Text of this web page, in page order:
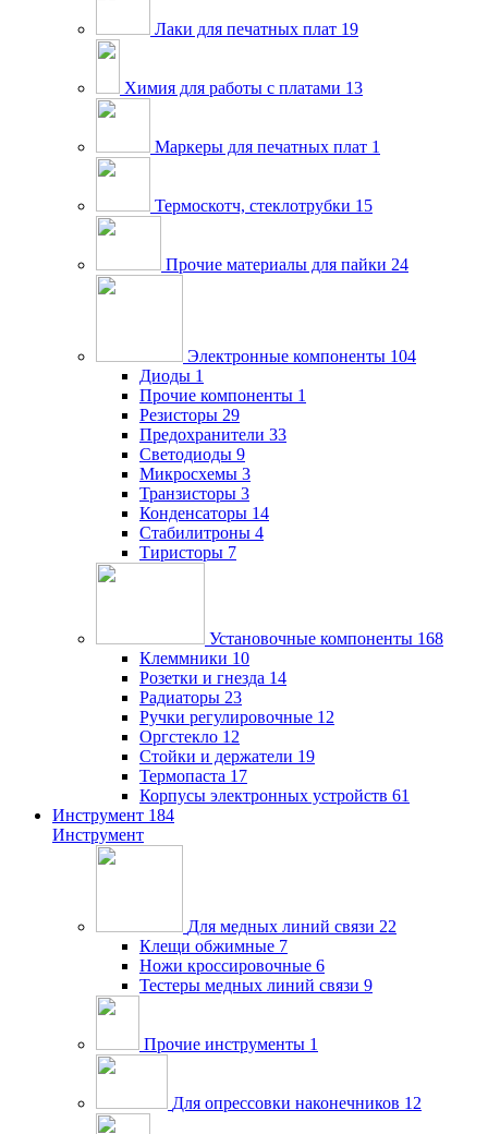
Лаки для печатных плат 19
Химия для работы с платами 13
Маркеры для печатных плат 1
Термоскотч, стеклотрубки 15
Прочие материалы для пайки 24
Электронные компоненты 104
Диоды 1
Прочие компоненты 1
Резисторы 29
Предохранители 33
Светодиоды 9
Микросхемы 3
Транзисторы 3
Конденсаторы 14
Стабилитроны 4
Тиристоры 7
Установочные компоненты 168
Клеммники 10
Розетки и гнезда 14
Радиаторы 23
Ручки регулировочные 12
Оргстекло 12
Стойки и держатели 19
Термопаста 17
Корпусы электронных устройств 61
Инструмент 184
Инструмент
Для медных линий связи 22
Клещи обжимные 7
Ножи кроссировочные 6
Тестеры медных линий связи 9
Прочие инструменты 1
Для опрессовки наконечников 12